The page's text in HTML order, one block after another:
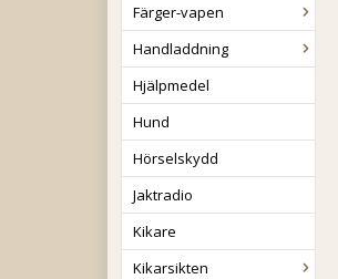
Färger-vapen
Handladdning
Hjälpmedel
Hund
Hörselskydd
Jaktradio
Kikare
Kikarsikten